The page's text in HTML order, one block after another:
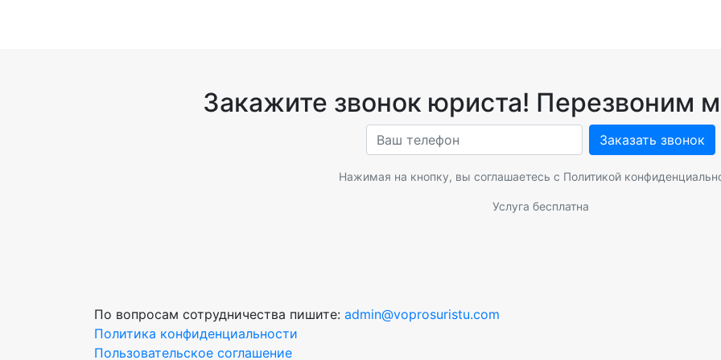
Закажите звонок юриста! Перезвоним
Заказать звонок
Нажимая на кнопку, вы соглашаетесь с Политикой
Услуга бесплатна
По вопросам сотрудничества пишите: admin@voprosuristu.com
Политика конфиденциальности
Пользовательское соглашение